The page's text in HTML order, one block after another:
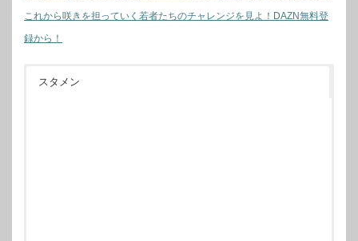
これから咲きを担っていく若者たちのチャレンジを見よ！DAZN無料登
録から！
スタメン